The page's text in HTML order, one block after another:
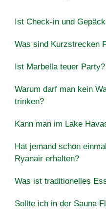
Ist Check-in und
Was sind Kurzstrecken
Ist Marbella teuer Party?
Warum darf man kein
trinken?
Kann man im Lake
Hat jemand schon
Ryanair erhalten?
Was ist traditionelles
Sollte ich in der Sauna